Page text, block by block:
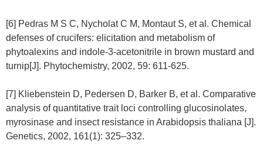
[6] Pedras M S C, Nycholat C M, Montaut S, et al. Chemical
defenses of crucifers: elicitation and metabolism of
phytoalexins and indole-3-acetonitrile in brown mustard and
turnip[J]. Phytochemistry, 2002, 59: 611-625.
[7] Kliebenstein D, Pedersen D, Barker B, et al. Comparative
analysis of quantitative trait loci controlling glucosinolates,
myrosinase and insect resistance in Arabidopsis thaliana [J].
Genetics, 2002, 161(1): 325–332.